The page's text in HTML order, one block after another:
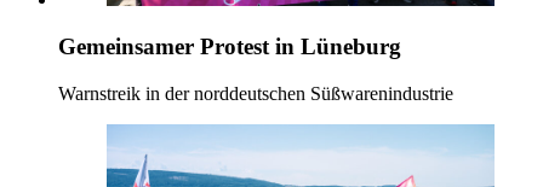
Gemeinsamer Protest in Lüneburg
Warnstreik in der norddeutschen Süßwarenindustrie